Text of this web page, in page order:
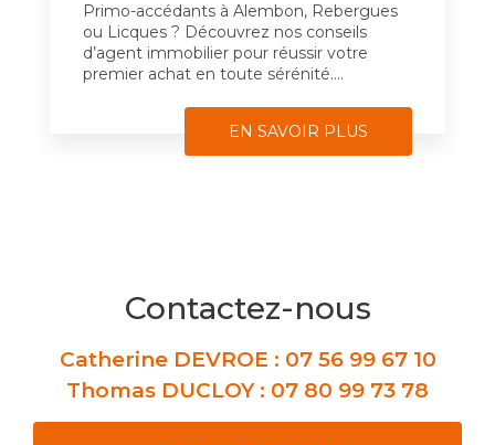
Primo-accédants à Alembon, Rebergues
ou Licques ? Découvrez nos conseils
d’agent immobilier pour réussir votre
premier achat en toute sérénité....
EN SAVOIR PLUS
Contactez-nous
Catherine DEVROE : 07 56 99 67 10
Thomas DUCLOY : 07 80 99 73 78